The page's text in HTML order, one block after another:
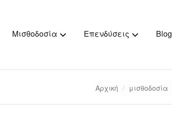
Μισθοδοσία Επενδύσεις Blog
Αρχική μισθοδοσία